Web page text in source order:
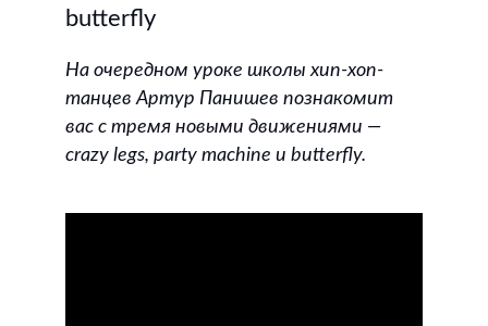
butterfly
На очередном уроке школы хип-хоп-
танцев Артур Панишев познакомит
вас с тремя новыми движениями —
crazy legs, party machine и butterfly.